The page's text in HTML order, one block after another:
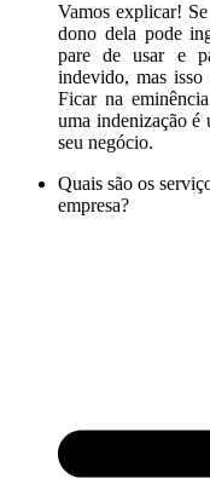
Vamos explicar!
dono dela pode
pare de usar e
indevido, mas
Ficar na
uma indenização é
seu negócio.
Quais são os
empresa?